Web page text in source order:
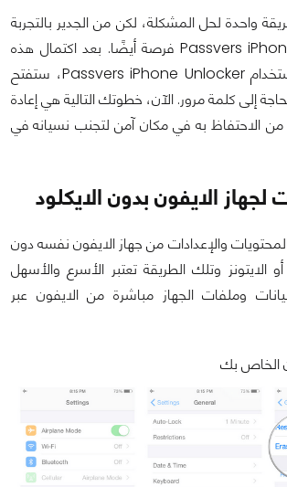
واحدة لحل المشكلة، لكن من الجدير بالتجربة
إعطاء Passvers iPhone Unlocker فرصة أيضًا. بعد اكتمال هذه
الخطوات الثلاث باستخدام Passvers iPhone Unlocker، ستفتح
إلى كلمة مرور. الآن، خطوتك التالية هي إعادة
الاحتفاظ به في مكان آمن لتجنب نسيانه في
والإعدادات من جهاز الايفون نفسه دون
أو الايتونز وتلك الطريقة تعتبر الأسرع والأسهل
وملفات الجهاز مباشرة من الايفون عبر
الخاص بك